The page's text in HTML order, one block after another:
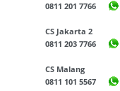
0811 201 7766
CS Jakarta 2
0811 203 7766
CS Malang
0811 101 5567